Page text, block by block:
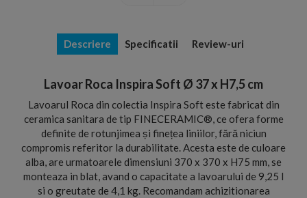
Descriere Specificatii Review-uri
Lavoar Roca Inspira Soft Ø 37 x H7,5 cm
Lavoarul Roca din colectia Inspira Soft este fabricat din
ceramica sanitara de tip FINECERAMIC®, ce ofera forme
definite de rotunjimea și finețea liniilor, fără niciun
compromis referitor la durabilitate. Acesta este de culoare
alba, are urmatoarele dimensiuni 370 x 370 x H75 mm, se
monteaza in blat, avand o capacitate a lavoarului de 9,25 l
si o greutate de 4,1 kg. Recomandam achizitionarea